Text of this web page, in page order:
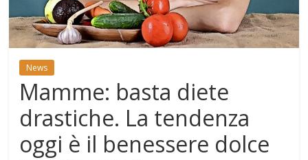
Mondo
News
Mamme: basta diete
drastiche. La tendenza
oggi è il benessere dolce